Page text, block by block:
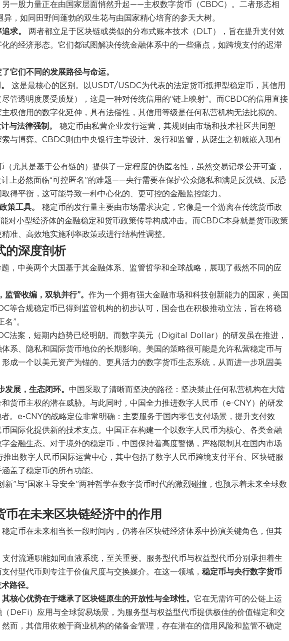
一股力量正在由国家层面悄然升起——主权数字货币（CBDC）。二者形态相
，如同田野间蓬勃的双生花与由国家精心培育的参天大树。
求。
两者都立足于区块链或类似的分布式账本技术（DLT），旨在提升支付效
的经济形态。它们都试图解决传统金融体系中的一些痛点，如跨境支付的迟滞
它们不同的发展路径与命运。
这是最核心的区别。以USDT/USDC为代表的法定货币抵押型稳定币，其信用
管透明度屡受质疑），这是一种对传统信用的“链上映射”。而CBDC的信用直接
权信用的数字化延伸，具有法偿性，其信用等级是任何私营机构无法比拟的。
与法律强制。
稳定币由私营企业发行运营，其规则由市场和技术社区共同塑
与博弈。CBDC则由中央银行主导设计、发行和监管，从诞生之初就嵌入现有
（尤其是基于公有链的）提供了一定程度的伪匿名性，虽然交易记录公开可查，
上必然面临“可控匿名”的难题——央行需要在保护公众隐私和满足反洗钱、反恐
得平衡，这可能导致一种中心化的、更可控的金融监控能力。
策工具。
稳定币的发行量主要由市场需求决定，它像是一个游离在传统货币政
对小型经济体的金融稳定和货币政策传导构成冲击。而CBDC本身就是货币政策
准、高效地实施利率政策或进行结构性调整。
的深度剖析
，中美两个大国基于其金融体系、监管哲学和全球战略，展现了截然不同的应
管收编，双轨并行”。 作为一个拥有强大金融市场和科技创新能力的国家，美国
等合规稳定币已得到监管机构的初步认可，国会也在积极推动立法，旨在将稳
”。
法案，短期内趋势已经明朗。而数字美元（Digital Dollar）的研发虽在推进，
系、隐私和国际货币地位的长期影响。美国的策略很可能是允许私营稳定币与
成一个以美元资产为锚的、更具活力的数字货币生态系统，从而进一步巩固美
发展，生态闭环。 中国采取了清晰而坚决的路径：坚决禁止任何私营机构在大陆
货币主权的潜在威胁。与此同时，中国全力推进数字人民币（e-CNY）的研发
。e-CNY的战略定位非常明确：主要服务于国内零售支付场景，提升支付效
国际化提供新的技术支点。中国正在构建一个以数字人民币为核心、各类金融
金融生态。对于境外的稳定币，中国保持着高度警惕，严格限制其在国内市场
出数字人民币国际运营中心，其中包括了数字人民币跨境支付平台、区块链服
盖了稳定币的所有功能。
新”与“国家主导安全”两种哲学在数字货币时代的激烈碰撞，也预示着未来全球数
币在未来区块链经济中的作用
定币在未来相当长一段时间内，仍将在区块链经济体系中扮演关键角色，但其
付流通职能如同血液系统，至关重要。服务型代币与权益型代币分别承担着生
付型代币则专注于价值尺度与交换媒介。在这一领域， 稳定币与央行数字货币
路径。
核心优势在于继承了区块链原生的开放性与全球性。 它在无需许可的公链上运
DeFi）应用与全球贸易场景，为服务型与权益型代币提供极佳的价值锚定和交
而，其信用依赖于商业机构的储备金管理，存在潜在的信用风险和监管不确定